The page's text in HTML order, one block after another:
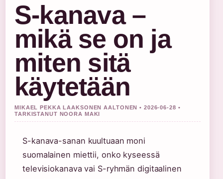
S-kanava –
mikä se on ja
miten sitä
käytetään
MIKAEL PEKKA LAAKSONEN AALTONEN • 2026-06-28 •
TARKISTANUT NOORA MAKI
S-kanava-sanan kuultuaan moni
suomalainen miettii, onko kyseessä
televisiokanava vai S-ryhmän digitaalinen